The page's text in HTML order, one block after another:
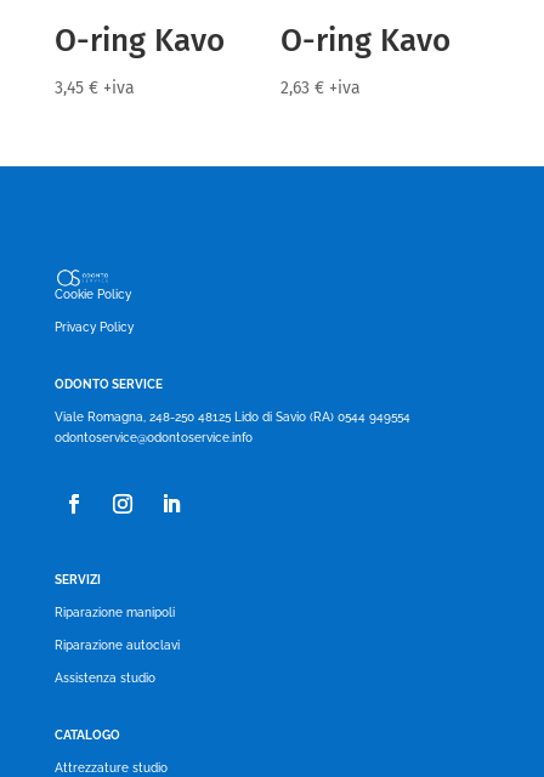
O-ring Kavo
3,45 € +iva
O-ring Kavo
2,63€ +iva
Cookie Policy
Privacy Policy
ODONTO SERVICE
Viale Romagna, 248-250 48125 Lido di Savio (RA) 0544 949554
odontoservice@odontoservice.info
SERVIZI
Riparazione manipoli
Riparazione autoclavi
Assistenza studio
CATALOGO
Attrezzature studio